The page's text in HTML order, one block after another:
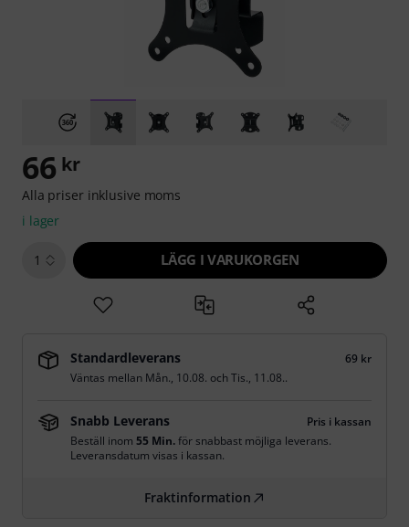
66 kr
Alla priser inklusive moms
i lager
1 LÄGG I VARUKORGEN
Standardleverans
69 kr
Väntas mellan Mån., 10.08. ochTis., 11.08..
Snabb Leverans
Pris i kassan
Beställ inom 55 Min.för snabbast möjliga leverans.
Leveransdatum visas i kassan.
Fraktinformation